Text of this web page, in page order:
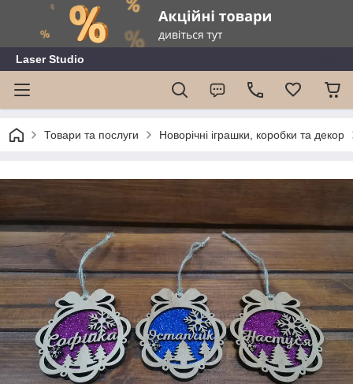
Laser Studio
Товари та послуги Новорічні іграшки, коробки та декор